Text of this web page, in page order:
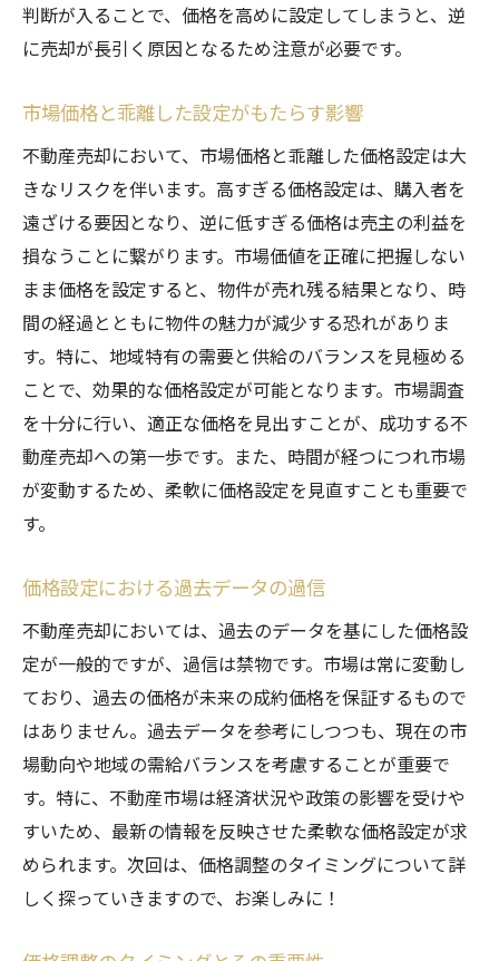
判断が入ることで、価格を高めに設定してしまうと、逆
に売却が長引く原因となるため注意が必要です。
市場価格と乖離した設定がもたらす影響
不動産売却において、市場価格と乖離した価格設定は大
きなリスクを伴います。高すぎる価格設定は、購入者を
遠ざける要因となり、逆に低すぎる価格は売主の利益を
損なうことに繋がります。市場価値を正確に把握しない
まま価格を設定すると、物件が売れ残る結果となり、時
間の経過とともに物件の魅力が減少する恐れがありま
す。特に、地域特有の需要と供給のバランスを見極める
ことで、効果的な価格設定が可能となります。市場調査
を十分に行い、適正な価格を見出すことが、成功する不
動産売却への第一歩です。また、時間が経つにつれ市場
が変動するため、柔軟に価格設定を見直すことも重要で
す。
価格設定における過去データの過信
不動産売却においては、過去のデータを基にした価格設
定が一般的ですが、過信は禁物です。市場は常に変動し
ており、過去の価格が未来の成約価格を保証するもので
はありません。過去データを参考にしつつも、現在の市
場動向や地域の需給バランスを考慮することが重要で
す。特に、不動産市場は経済状況や政策の影響を受けや
すいため、最新の情報を反映させた柔軟な価格設定が求
められます。次回は、価格調整のタイミングについて詳
しく探っていきますので、お楽しみに！